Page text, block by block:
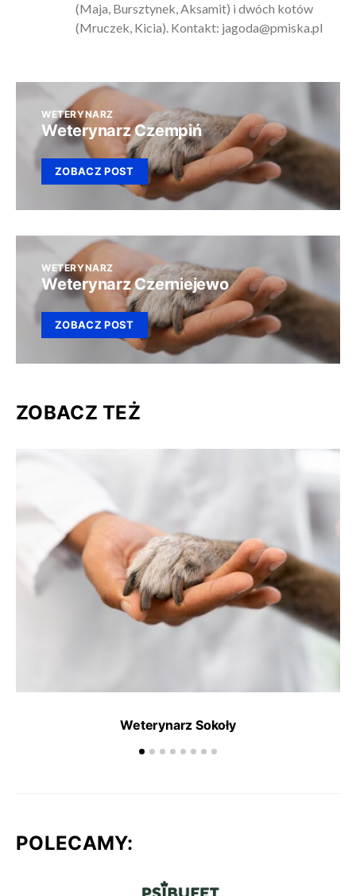
(Maja, Bursztynek, Aksamit) i dwóch kotów
(Mruczek, Kicia). Kontakt: jagoda@pmiska.pl
WETERYNARZ
Weterynarz Czempiń
ZOBACZ POST
WETERYNARZ
Weterynarz Czerniejewo
ZOBACZ POST
ZOBACZ TEŻ
Weterynarz Sokoły
POLECAMY: